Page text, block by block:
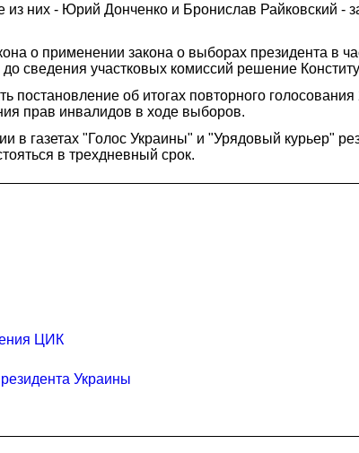
них - Юрий Донченко и Бронислав Райковский -
о применении закона о выборах президента в
участковых комиссий решение
об итогах повторного
прав инвалидов в ходе выборов.
газетах "Голос Украины" и "Урядовый курьер"
в трехдневный срок.
ЦИК
Украины